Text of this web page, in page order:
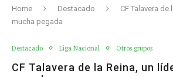
Home Destacado
CF Talavera de
mucha pegada
Destacado Liga Nacional Otros grupos
CF Talavera de la Reina, un